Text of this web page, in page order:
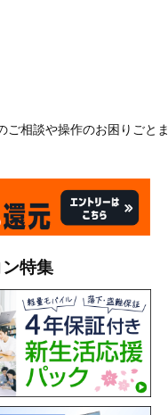
相談や操作のお困りごと
特集